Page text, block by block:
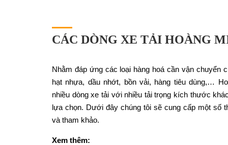
CÁC DÒNG XE TẢI HOÀNG
Nhằm đáp ứng các loại hàng hoá cần vận chuyển
hạt nhựa, dầu nhớt, bồn vải, hàng tiêu dùng,…
nhiều dòng xe tải với nhiều tải trọng kích thước
lựa chọn. Dưới đây chúng tôi sẽ cung cấp một số
và tham khảo.
Xem thêm: